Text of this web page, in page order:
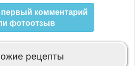
комментарий
фотоотзыв
рецепты